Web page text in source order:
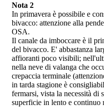
Nota 2
In primavera è possibile e
bivacco: attenzione alla
OSA.
Il canale da imboccare è il
del bivacco. E' abbastanza
affioranti poco visibili;
nella neve di valanga che
crepaccia terminale
in tarda stagione è
fermarsi, vista la necessità di
superficie in lento e continuo